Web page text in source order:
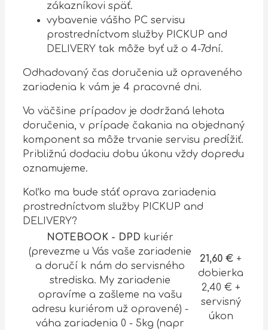
zákazníkovi späť.
vybavenie vášho PC servisu
prostredníctvom služby PICKUP and
DELIVERY tak môže byť už o 4-7dní.
Odhadovaný čas doručenia už opraveného
zariadenia k vám je 4 pracovné dni.
Vo väčšine prípadov je dodržaná lehota
doručenia, v prípade čakania na objednaný
komponent sa môže trvanie servisu predĺžiť.
Približnú dodaciu dobu úkonu vždy dopredu
oznamujeme.
Koľko ma bude stáť oprava zariadenia
prostredníctvom služby PICKUP and
DELIVERY?
NOTEBOOK - DPD kuriér
(prevezme u Vás vaše zariadenie
a doručí k nám do servisného
strediska. My zariadenie
opravíme a zašleme na vašu
adresu kuriérom už opravené) -
váha zariadenia 0 - 5kg (napr
21,60 € +
dobierka
2,40 € +
servisný
úkon